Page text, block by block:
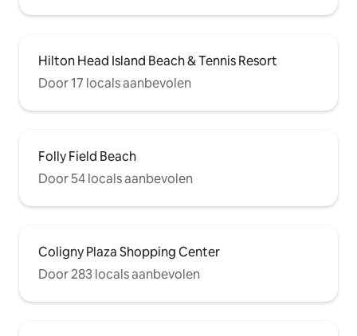
Hilton Head Island Beach & Tennis Resort
Door 17 locals aanbevolen
Folly Field Beach
Door 54 locals aanbevolen
Coligny Plaza Shopping Center
Door 283 locals aanbevolen